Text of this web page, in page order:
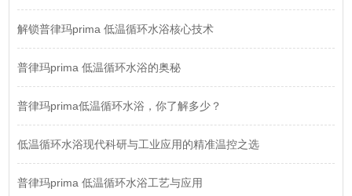
解锁普律玛prima 低温循环水浴核心技术
普律玛prima 低温循环水浴的奥秘
普律玛prima低温循环水浴，你了解多少？
低温循环水浴现代科研与工业应用的精准温控之选
普律玛prima 低温循环水浴工艺与应用